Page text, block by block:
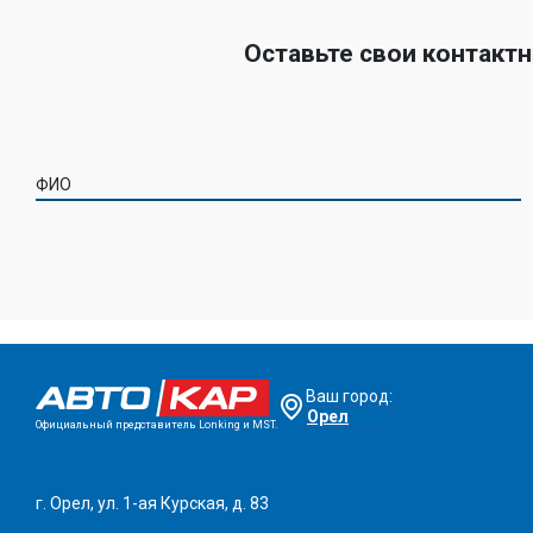
Оставьте свои
ФИО
Официальный представитель Lonking и MST.
Ваш город:
Орел
г. Орел, ул. 1-ая Курская, д. 83